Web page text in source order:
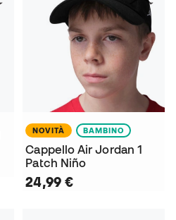
NOVITÀ BAMBINO
Cappello Air Jordan 1
Patch Niño
24,99 €